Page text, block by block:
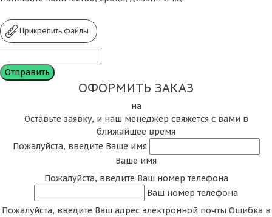
Прикрепить файлы
ОФОРМИТЬ ЗАКАЗ
на
Оставьте заявку, и наш менеджер свяжется с вами в
ближайшее время
Пожалуйста, введите Ваше имя
Ваше имя
Пожалуйста, введите Ваш номер телефона
Ваш номер телефона
Пожалуйста, введите Ваш адрес электронной почты Ошибка в